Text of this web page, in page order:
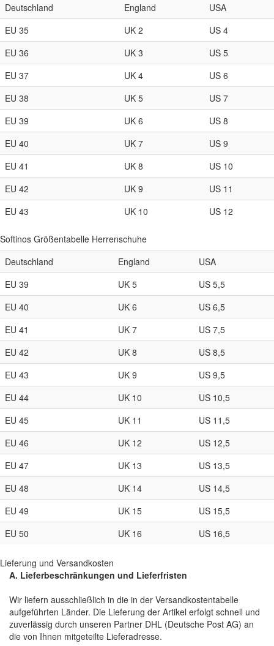
Deutschland
England
USA
EU 35
UK 2
US 4
EU 36
UK 3
US 5
EU 37
UK 4
US 6
EU 38
UK 5
US 7
EU 39
UK 6
US 8
EU 40
UK 7
US 9
EU 41
UK 8
US 10
EU 42
UK 9
US 11
EU 43
UK 10 US 12
Softinos Größentabelle Herrenschuhe
Deutschland
England
USA
EU 39
UK 5
US 5,5
EU 40
UK 6
US 6,5
EU 41
UK 7
US 7,5
EU 42
UK 8
US 8,5
EU 43
UK 9
US 9,5
EU 44
UK 10
US 10,5
EU 45
UK 11
US 11,5
EU 46
UK 12
US 12,5
EU 47
UK 13
US 13,5
EU 48
UK 14
US 14,5
EU 49
UK 15
US 15,5
EU 50
UK 16 US 16,5
Lieferung und Versandkosten
A. Lieferbeschränkungen und Lieferfristen
Wir liefern ausschließlich in die in der Versandkostentabelle
aufgeführten Länder. Die Lieferung der Artikel erfolgt schnell und
zuverlässig durch unseren Partner DHL (Deutsche Post AG) an
die von Ihnen mitgeteilte Lieferadresse.